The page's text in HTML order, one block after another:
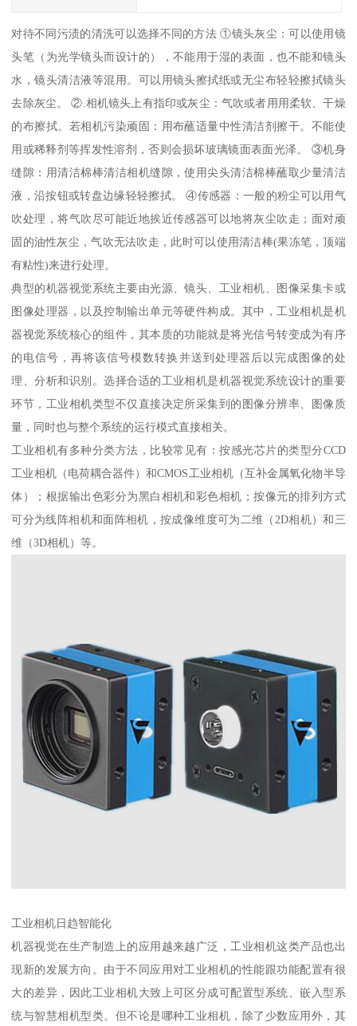
对待不同污渍的清洗可以选择不同的方法 ①镜头灰尘：可以使用镜
头笔（为光学镜头而设计的），不能用于湿的表面，也不能和镜头
水，镜头清洁液等混用。可以用镜头擦拭纸或无尘布轻轻擦拭镜头
去除灰尘。 ②.相机镜头上有指印或灰尘：气吹或者用用柔软、干燥
的布擦拭。若相机污染顽固：用布蘸适量中性清洁剂擦干。不能使
用或稀释剂等挥发性溶剂，否则会损坏玻璃镜面表面光泽。 ③机身
缝隙：用清洁棉棒清洁相机缝隙，使用尖头清洁棉棒蘸取少量清洁
液，沿按钮或转盘边缘轻轻擦拭。 ④传感器：一般的粉尘可以用气
吹处理，将气吹尽可能近地挨近传感器可以地将灰尘吹走；面对顽
固的油性灰尘，气吹无法吹走，此时可以使用清洁棒(果冻笔，顶端
有粘性)来进行处理。
典型的机器视觉系统主要由光源、镜头、工业相机、图像采集卡或
图像处理器，以及控制输出单元等硬件构成。其中，工业相机是机
器视觉系统核心的组件，其本质的功能就是将光信号转变成为有序
的电信号，再将该信号模数转换并送到处理器后以完成图像的处
理、分析和识别。选择合适的工业相机是机器视觉系统设计的重要
环节，工业相机类型不仅直接决定所采集到的图像分辨率、图像质
量，同时也与整个系统的运行模式直接相关。
工业相机有多种分类方法，比较常见有：按感光芯片的类型分CCD
工业相机（电荷耦合器件）和CMOS工业相机（互补金属氧化物半导
体）；根据输出色彩分为黑白相机和彩色相机；按像元的排列方式
可分为线阵相机和面阵相机，按成像维度可为二维（2D相机）和三
维（3D相机）等。
工业相机日趋智能化
机器视觉在生产制造上的应用越来越广泛，工业相机这类产品也出
现新的发展方向。由于不同应用对工业相机的性能跟功能配置有很
大的差异，因此工业相机大致上可区分成可配置型系统、嵌入型系
统与智慧相机型类。但不论是哪种工业相机，除了少数应用外，其